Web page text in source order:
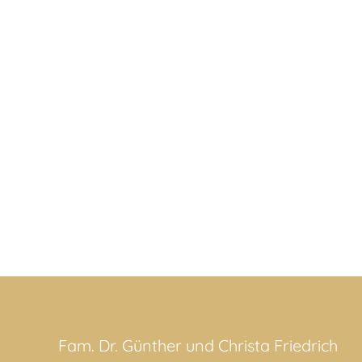
Fam. Dr. Günther und Christa Friedrich